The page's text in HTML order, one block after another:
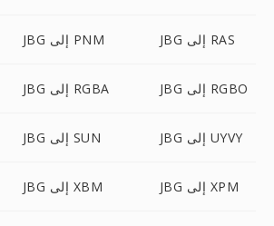
JBG إلى PNM JBG إلى RAS
JBG إلى RGBA JBG إلى RGBO
JBG إلى SUN JBG إلى UYVY
JBG إلى XBM JBG إلى XPM